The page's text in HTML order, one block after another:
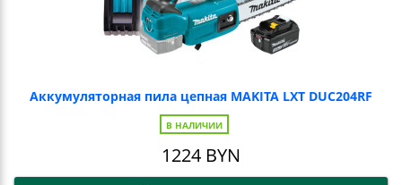
Аккумуляторная пила цепная MAKITA LXT DUC204RF
В НАЛИЧИИ
1224 BYN